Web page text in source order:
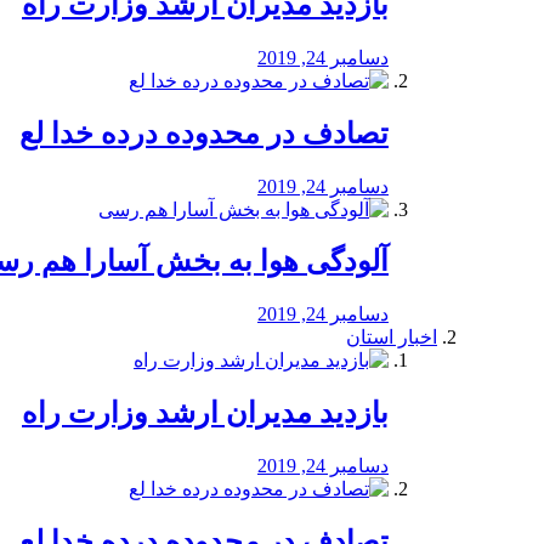
دسامبر 24, 2019
تصادف در محدوده درده خدا لع
دسامبر 24, 2019
آلودگی هوا به بخش آسارا هم
دسامبر 24, 2019
اخبار استان
بازدید مدیران ارشد وزارت راه
دسامبر 24, 2019